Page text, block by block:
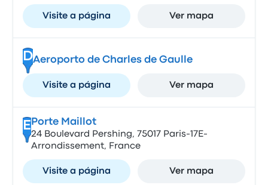
Visite a página Ver mapa
DAeroporto de Charles de Gaulle
Visite a página Ver mapa
E Porte Maillot
24 Boulevard Pershing, 75017 Paris-17E-
Arrondissement, France
Visite a página Ver mapa